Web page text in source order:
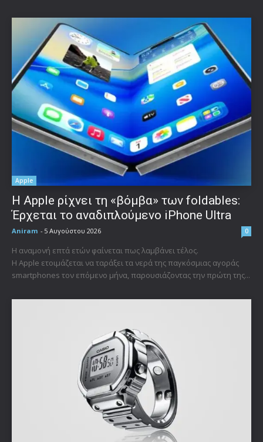
Apple
Η Apple ρίχνει τη «βόμβα» των foldables:
Έρχεται το αναδιπλούμενο iPhone Ultra
Aniram - 5 Αυγούστου 2026 0
Η αναμονή επτά ετών φαίνεται πως λαμβάνει τέλος.
Η Apple ετοιμάζεται να ταράξει τα νερά της παγκόσμιας αγοράς
smartphones τον επόμενο μήνα, παρουσιάζοντας την πρώτη της...